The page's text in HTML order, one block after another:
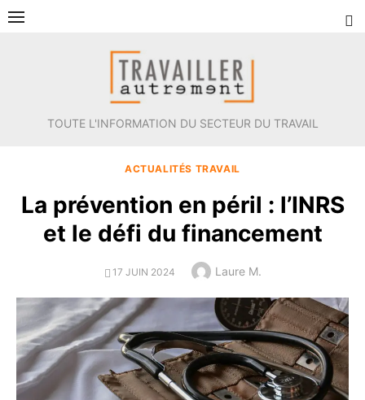
Aller
TOUTE L'INFORMATION DU SECTEUR DU TRAVAIL
ACTUALITÉS TRAVAIL
La prévention en péril : l’INRS
et le défi du financement
POSTED
17 JUIN 2024 Author
Laure M.